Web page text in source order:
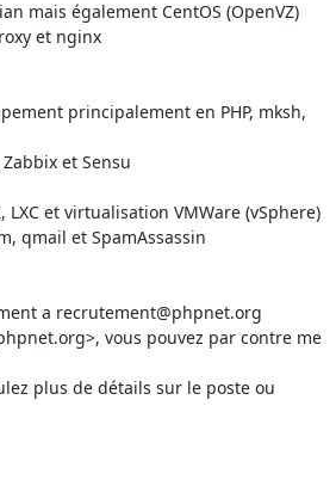
a recrutement@phpnet.org
vous pouvez par contre me
plus de détails sur le poste ou